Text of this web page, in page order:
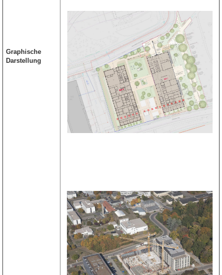
Graphische
Darstellung